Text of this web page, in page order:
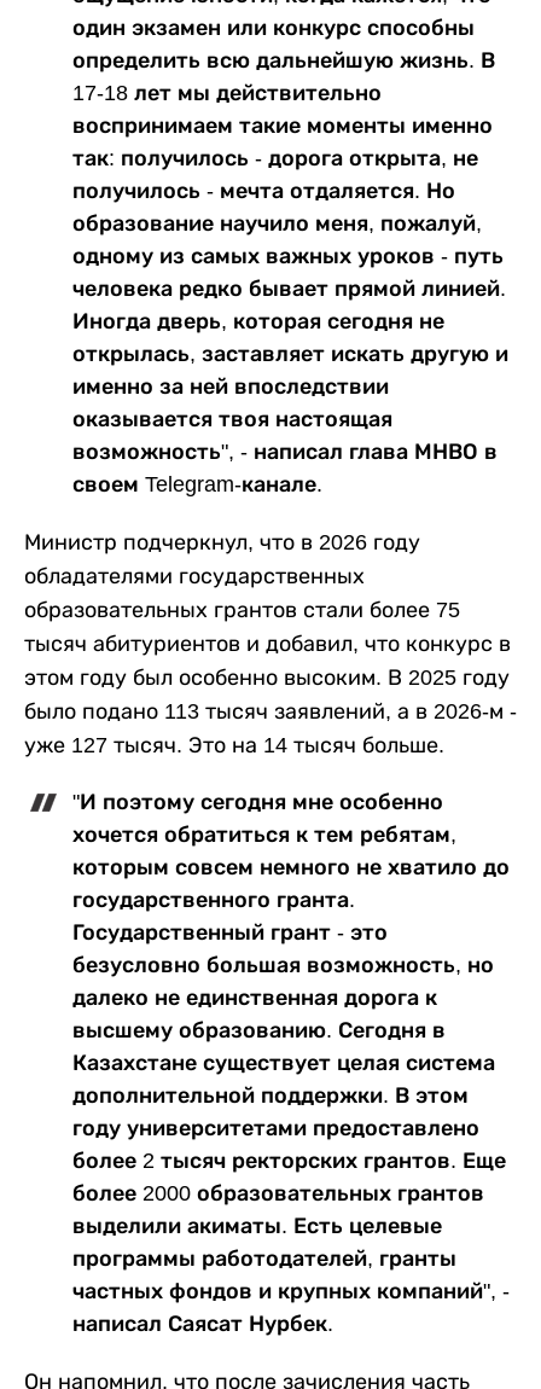
один экзамен или конкурс способны
определить всю дальнейшую жизнь. В
17-18 лет мы действительно
воспринимаем такие моменты именно
так: получилось - дорога открыта, не
получилось - мечта отдаляется. Но
образование научило меня, пожалуй,
одному из самых важных уроков - путь
человека редко бывает прямой линией.
Иногда дверь, которая сегодня не
открылась, заставляет искать другую и
именно за ней впоследствии
оказывается твоя настоящая
возможность", - написал глава МНВО в
своем Telegram-канале.
Министр подчеркнул, что в 2026 году
обладателями государственных
образовательных грантов стали более 75
тысяч абитуриентов и добавил, что конкурс в
этом году был особенно высоким. В 2025 году
было подано 113 тысяч заявлений, а в 2026-м -
уже 127 тысяч. Это на 14 тысяч больше.
"И поэтому сегодня мне особенно
хочется обратиться к тем ребятам,
которым совсем немного не хватило до
государственного гранта.
Государственный грант - это
безусловно большая возможность, но
далеко не единственная дорога к
высшему образованию. Сегодня в
Казахстане существует целая система
дополнительной поддержки. В этом
году университетами предоставлено
более 2 тысяч ректорских грантов. Еще
более 2000 образовательных грантов
выделили акиматы. Есть целевые
программы работодателей, гранты
частных фондов и крупных компаний", -
написал Саясат Нурбек.
Он напомнил, что после зачисления часть